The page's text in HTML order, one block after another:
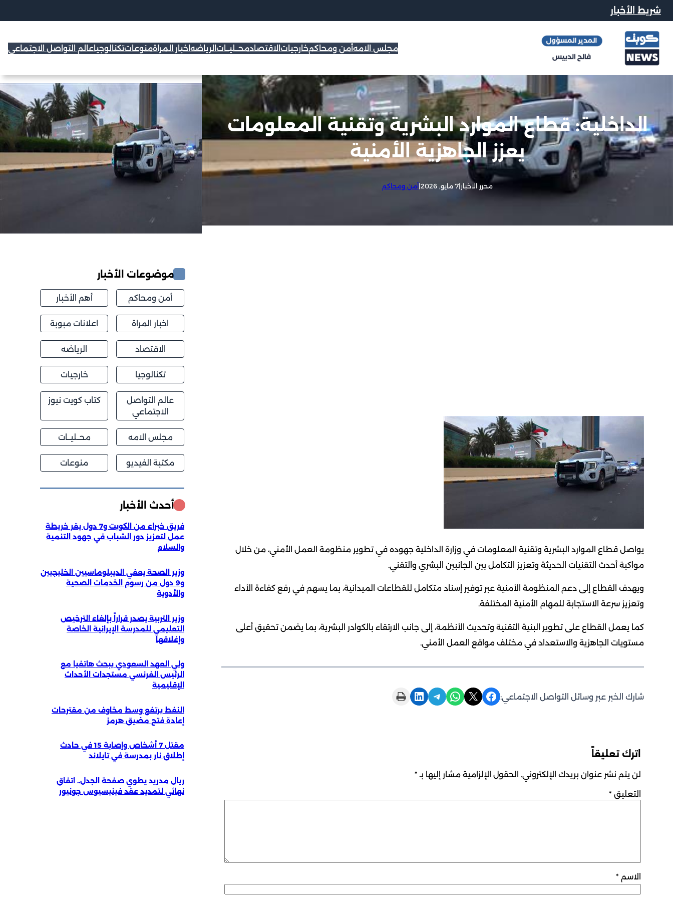
شريط الأخبار
مجلس الامهأمن ومحاكمخارجيات الاقتصادمحــليــات الرياضه اخبار المراةمنوعاتتكنالوجياعالم التواصل الاجتماعي
الداخلية: قطاع الموارد البشرية وتقنية المعلومات
يعزز الجاهزية الأمنية
محرر الاخبار|7 مايو, 2026 |أمن ومحاكم
يواصل قطاع الموارد البشرية وتقنية المعلومات في وزارة الداخلية جهوده في تطوير منظومة العمل الأمني، من خلال
مواكبة أحدث التقنيات الحديثة وتعزيز التكامل بين الجانبين البشري والتقني.
ويهدف القطاع إلى دعم المنظومة الأمنية عبر توفير إسناد متكامل للقطاعات الميدانية، بما يسهم في رفع كفاءة الأداء
وتعزيز سرعة الاستجابة للمهام الأمنية المختلفة.
كما يعمل القطاع على تطوير البنية التقنية وتحديث الأنظمة، إلى جانب الارتقاء بالكوادر البشرية، بما يضمن تحقيق أعلى
مستويات الجاهزية والاستعداد في مختلف مواقع العمل الأمني.
شارك الخبر عبر وسائل التواصل الاجتماعي: Share on Facebook
Share on X
Share on WhatsApp
Share on Telegram
Share on LinkedIn
Print this Page
اترك تعليقاً
لن يتم نشر عنوان بريدك الإلكتروني. الحقول الإلزامية مشار إليها بـ *
التعليق *
الاسم *
موضوعات الأخبار
أمن ومحاكم أهم الأخبار
اخبار المراة اعلانات مبوبة
الاقتصاد الرياضه
تكنالوجيا خارجيات
عالم التواصل
الاجتماعي
كتاب كويت نيوز
مجلس الامه محــليــات
مكتبة الفيديو منوعات
أحدث الأخبار
فريق خبراء من الكويت و7 دول يقر خريطة
عمل لتعزيز دور الشباب في جهود التنمية
والسلام
وزير الصحة يعفي الديبلوماسيين الخليجيين
و9 دول من رسوم الخدمات الصحية
والأدوية
وزير التربية يصدر قراراً بإلغاء الترخيص
التعليمي للمدرسة الإيرانية الخاصة
وإغلاقها
ولي العهد السعودي يبحث هاتفيا مع
الرئيس الفرنسي مستجدات الأحداث
الإقليمية
النفط يرتفع وسط مخاوف من مقترحات
إعادة فتح مضيق هرمز
مقتل 7 أشخاص وإصابة 15 في حادث
إطلاق نار بمدرسة في تايلاند
ريال مدريد يطوي صفحة الجدل.. اتفاق
نهائي لتمديد عقد فينيسيوس جونيور